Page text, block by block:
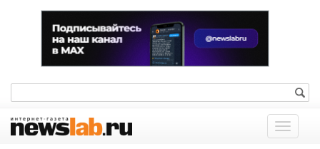
Показать
меню